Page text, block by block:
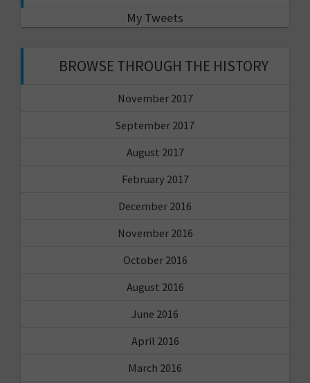
My Tweets
BROWSE THROUGH THE HISTORY
November 2017
September 2017
August 2017
February 2017
December 2016
November 2016
October 2016
August 2016
June 2016
April 2016
March 2016